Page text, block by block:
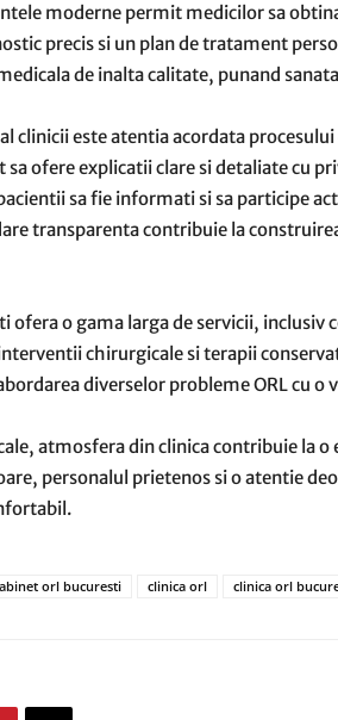
moderne permit medicilor sa
precis si un plan de tratament
de inalta calitate, punand
clinicii este atentia acordata
sa ofere explicatii clare si detaliate cu
sa fie informati si sa participe
transparenta contribuie la
ofera o gama larga de servicii, inclusiv
chirurgicale si terapii
diverselor probleme ORL cu o
atmosfera din clinica contribuie la
personalul prietenos si o atentie
orl bucuresti clinica orl clinica orl